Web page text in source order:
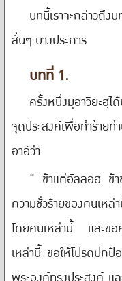
บทนี้เราจะกล่าวถึ
สั้นๆ บางประการ
บทที่ 1.
ครั้งหนึ่งมุอาวิยะฮฺ
จุดประสงค์เพื่อทำร้าย
อาอ์ว่า
“ ข้าแต่อัลลอฮฺ ข้า
ความชั่วร้ายของคนเห
โดยคนเหล่านี้ และขอ
เหล่านี้ ขอให้โปรดปกป้